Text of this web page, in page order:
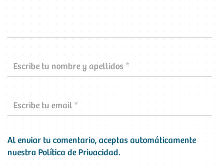
Al enviar tu comentario, aceptas automáticamente
nuestra Política de Privacidad.